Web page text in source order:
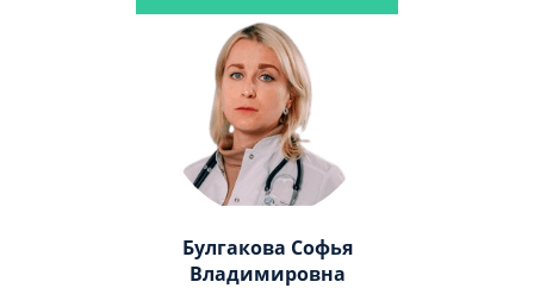
Булгакова Софья
Владимировна